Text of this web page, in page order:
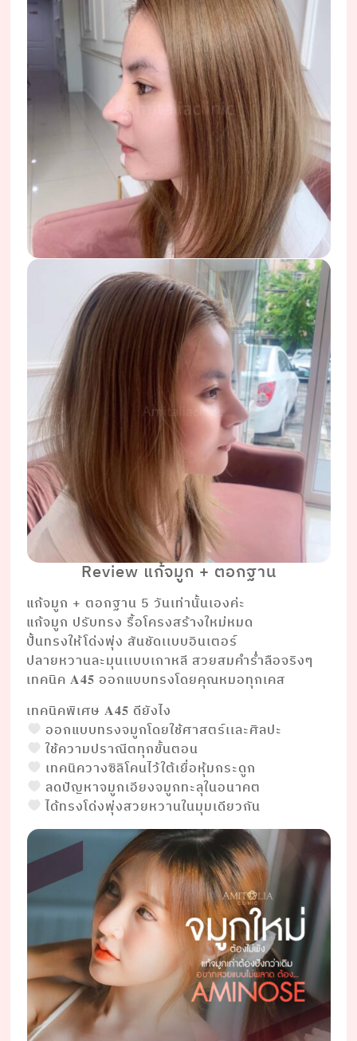
Review แก้จมูก + ตอกฐาน
แก้จมูก + ตอกฐาน 5 วันเท่านั้นเองค่ะ
แก้จมูก ปรับทรง รื้อโครงสร้างใหม่หมด
ปั้นทรงให้โด่งพุ่ง สันชัดเเบบอินเตอร์
ปลายหวานละมุนเเบบเกาหลี สวยสมคำร่ำลือจริงๆ
เทคนิค 𝐀𝟒𝟓 ออกแบบทรงโดยคุณหมอทุกเคส
เทคนิคพิเศษ 𝐀𝟒𝟓 ดียังไง
ออกแบบทรงจมูกโดยใช้ศาสตร์เเละศิลปะ
ใช้ความปราณีตทุกขั้นตอน
เทคนิควางซิลิโคนไว้ใต้เยื่อหุ้มกระดูก
ลดปัญหาจมูกเอียงจมูกทะลุในอนาคต
ได้ทรงโด่งพุ่งสวยหวานในมุมเดียวกัน